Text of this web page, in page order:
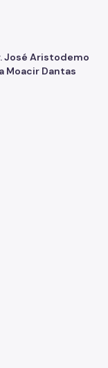
José Aristodemo
Moacir Dantas